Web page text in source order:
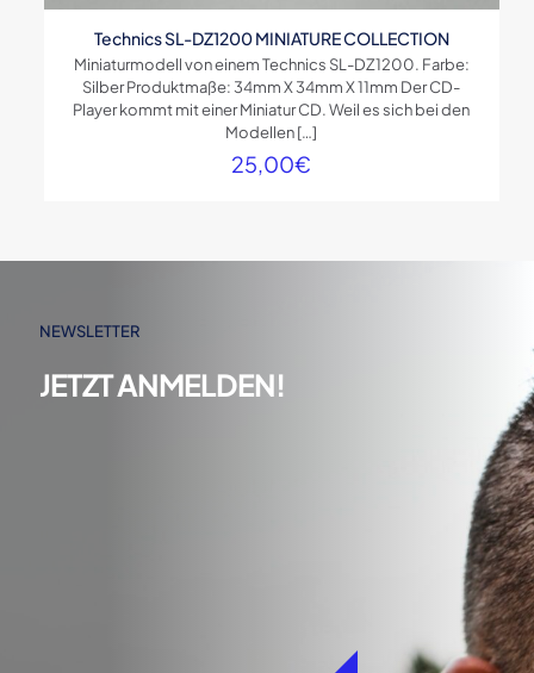
Technics SL-DZ1200 MINIATURE COLLECTION
Miniaturmodell von einem Technics SL-DZ1200. Farbe:
Silber Produktmaße: 34mm X 34mm X 11mm Der CD-
Player kommt mit einer Miniatur CD. Weil es sich bei den
Modellen[…]
25,00€
NEWSLETTER
JETZT ANMELDEN!